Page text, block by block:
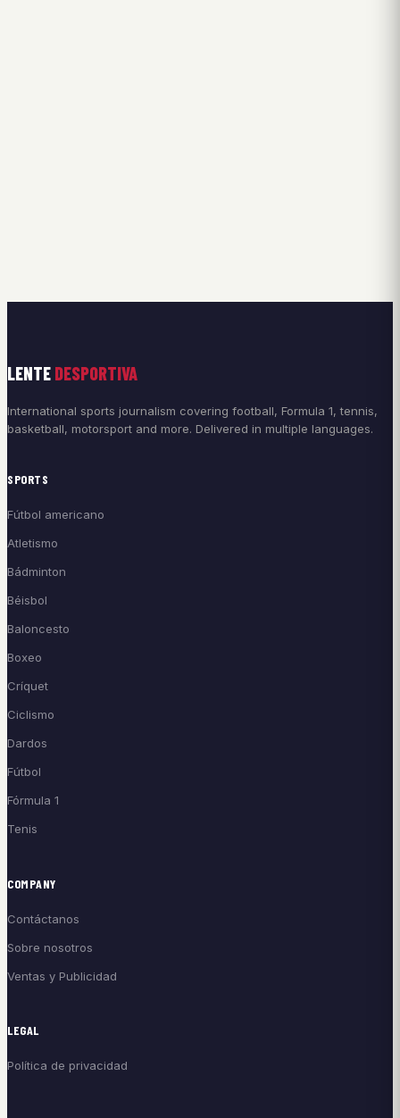
LENTE DESPORTIVA
International sports journalism covering football, Formula 1, tennis,
basketball, motorsport and more. Delivered in multiple languages.
SPORTS
Fútbol americano
Atletismo
Bádminton
Béisbol
Baloncesto
Boxeo
Críquet
Ciclismo
Dardos
Fútbol
Fórmula 1
Tenis
COMPANY
Contáctanos
Sobre nosotros
Ventas y Publicidad
LEGAL
Política de privacidad